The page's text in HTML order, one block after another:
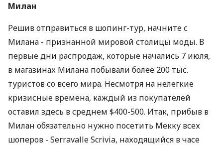
Милан
Решив отправиться в шопинг-тур, начните с
Милана - признанной мировой столицы моды. В
первые дни распродаж, которые начались 7 июля,
в магазинах Милана побывали более 200 тыс.
туристов со всего мира. Несмотря на нелегкие
кризисные времена, каждый из покупателей
оставил здесь в среднем $400-500. Итак, прибыв в
Милан обязательно нужно посетить Мекку всех
шоперов - Serravalle Scrivia, находящийся в часе